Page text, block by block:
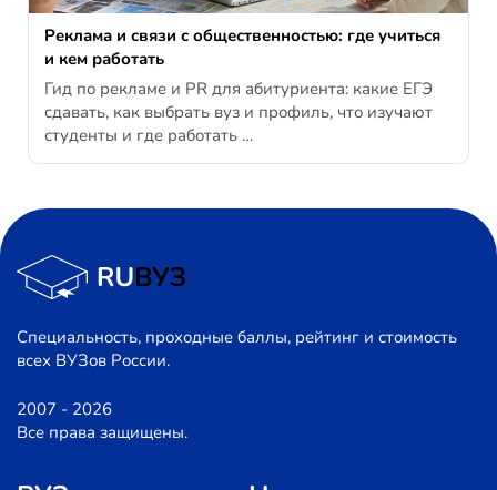
Реклама и связи с общественностью: где учиться
и кем работать
Гид по рекламе и PR для абитуриента: какие ЕГЭ
сдавать, как выбрать вуз и профиль, что изучают
студенты и где работать …
Специальность, проходные баллы, рейтинг и стоимость
всех ВУЗов России.
2007 - 2026
Все права защищены.